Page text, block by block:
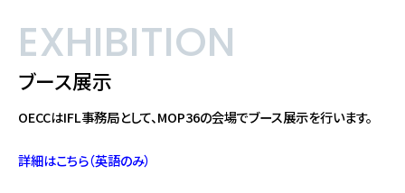
EXHIBITION
ブース展示
OECCはIFL事務局として、MOP36の会場でブース展示を行います。
詳細はこちら（英語のみ）